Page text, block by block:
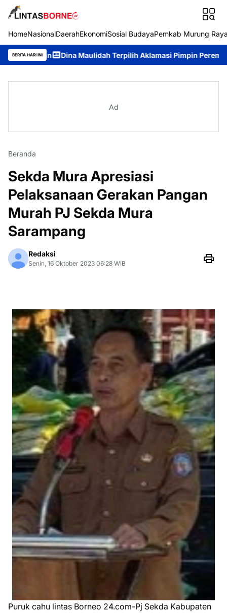
HomeNasionalDaerahEkonomiSosial BudayaPemkab Murung
BERITA HARI INI
Dina Maulidah Terpilih Aklamasi Pimpin Perempuan Bangsa
Ad
Beranda
Sekda Mura Apresiasi
Pelaksanaan Gerakan Pangan
Murah PJ Sekda Mura
Sarampang
Redaksi
Senin, 16 Oktober 2023 06:28 WIB
Puruk cahu lintas Borneo 24.com-Pj Sekda Kabupaten